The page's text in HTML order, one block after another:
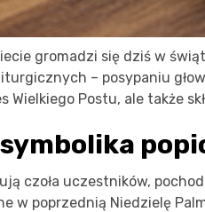
gromadzi się dziś w
– posypaniu
Wielkiego Postu, ale także
czoła uczestników,
w poprzednią Niedzielę